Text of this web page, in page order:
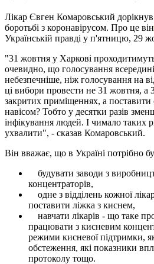
Лікар Євген Комаровський
боротьбі з коронавірусом. Про це він
Українській правді у п'ятницю, 29
"31 жовтня у Харкові
очевидно, що голосування
небезпечніше, ніж голосування на
ці вибори провести не 31 жовтня, а
закритих приміщеннях, а поставити
навісом? Тобто у десятки разів
інфікування людей. І чимало таких
ухвалити", - сказав Комаровський.
Він вважає, що в Україні потрібно
будувати заводи з
концентраторів,
одне з відділень кожної
поставити ліжка з киснем,
навчати лікарів - що таке
працювати з кисневим
режими кисневої підтримки,
обстеження, які показники
протоколу тощо.